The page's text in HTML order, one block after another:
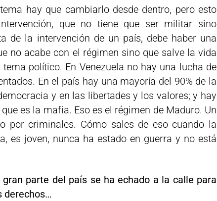
hay que cambiarlo desde dentro, pero esto
que no tiene que ser militar sino
de la intervención de un país, debe haber una
no acabe con el régimen sino que salve la vida
político. En Venezuela no hay una lucha de
En el país hay una mayoría del 90% de la
y en las libertades y los valores; y hay
es la mafia. Eso es el régimen de Maduro. Un
por criminales. Cómo sales de eso cuando la
es joven, nunca ha estado en guerra y no está
parte del país se ha echado a la calle para
derechos…